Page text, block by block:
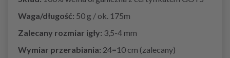
Waga/długość: 50 g / ok. 175m
Zalecany rozmiar igły: 3,5-4 mm
Wymiar przerabiania: 24=10 cm (zalecany)